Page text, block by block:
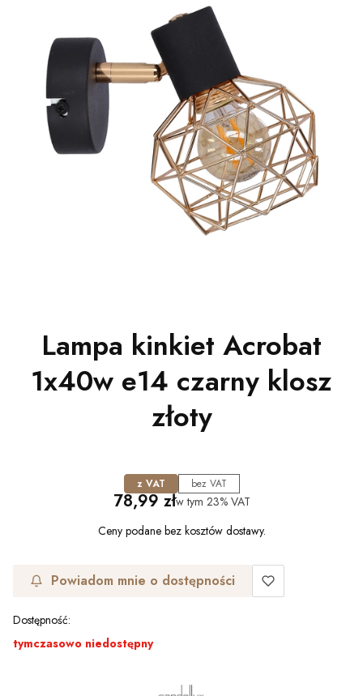
Lampa kinkiet Acrobat
1x40w e14 czarny klosz
złoty
z VAT bez VAT
Cena
78,99 złw tym 23% VAT
Ceny podane bez kosztów dostawy.
Powiadom mnie o dostępności
Dostępność:
tymczasowo niedostępny